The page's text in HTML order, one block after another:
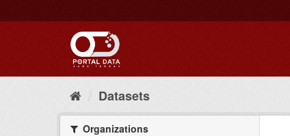
to
Datasets
Organizations